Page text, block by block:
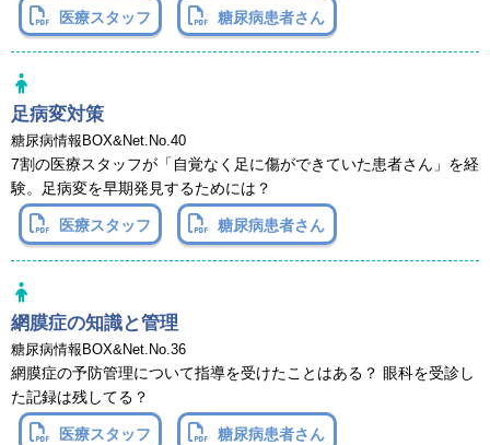
医療スタッフ 糖尿病患者さん
足病変対策
糖尿病情報BOX&Net.No.40
7割の医療スタッフが「自覚なく足に傷ができていた患者さん」を経
験。足病変を早期発見するためには？
医療スタッフ 糖尿病患者さん
網膜症の知識と管理
糖尿病情報BOX&Net.No.36
網膜症の予防管理について指導を受けたことはある？ 眼科を受診し
た記録は残してる？
医療スタッフ 糖尿病患者さん